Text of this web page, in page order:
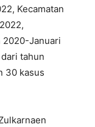
Kecamatan
2020-Januari
tahun
30 kasus